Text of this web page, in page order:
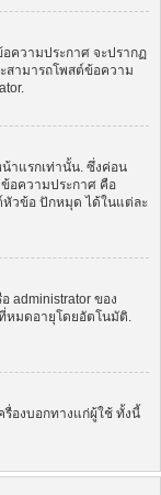
วามประกาศ จะปรากฏ
สามารถโพสต์ข้อความ
าแรกเท่านั้น. ซึ่งค่อน
อความประกาศ คือ
หัวข้อ ปักหมุด ได้ในแต่ละ
administrator ของ
หมดอายุโดยอัตโนมัติ.
รื่องบอกทางแก่ผู้ใช้ ทั้งนี้